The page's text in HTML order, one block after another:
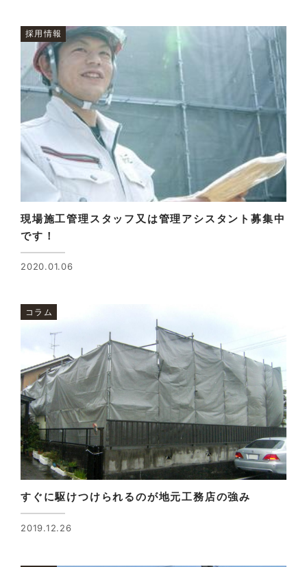
採用情報
現場施工管理スタッフ又は管理アシスタント募集中
です！
2020.01.06
コラム
すぐに駆けつけられるのが地元工務店の強み
2019.12.26